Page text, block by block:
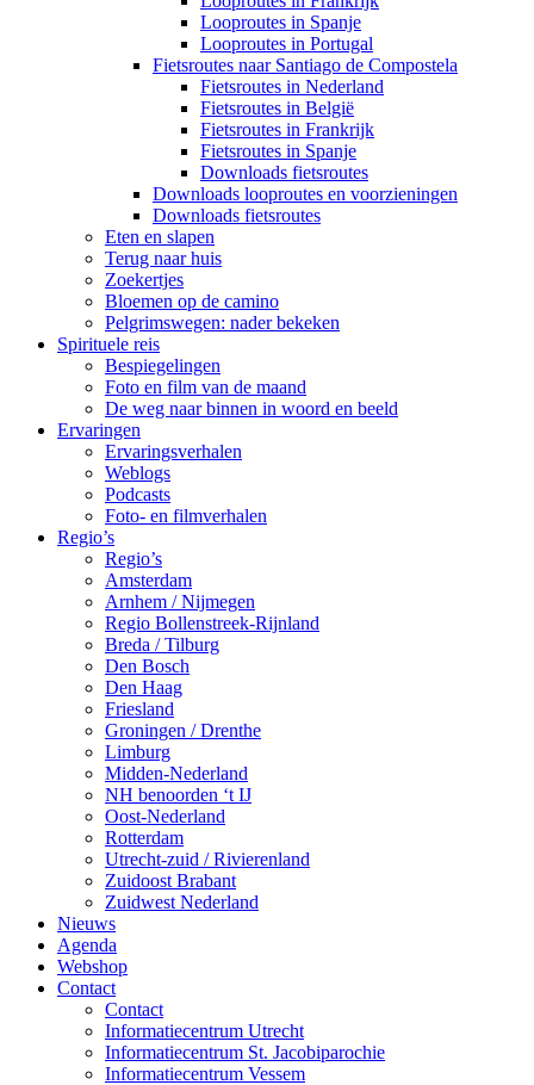
Looproutes in Spanje
Looproutes in Portugal
Fietsroutes naar Santiago de Compostela
Fietsroutes in Nederland
Fietsroutes in België
Fietsroutes in Frankrijk
Fietsroutes in Spanje
Downloads fietsroutes
Downloads looproutes en voorzieningen
Downloads fietsroutes
Eten en slapen
Terug naar huis
Zoekertjes
Bloemen op de camino
Pelgrimswegen: nader bekeken
Spirituele reis
Bespiegelingen
Foto en film van de maand
De weg naar binnen in woord en beeld
Ervaringen
Ervaringsverhalen
Weblogs
Podcasts
Foto- en filmverhalen
Regio’s
Regio’s
Amsterdam
Arnhem / Nijmegen
Regio Bollenstreek-Rijnland
Breda / Tilburg
Den Bosch
Den Haag
Friesland
Groningen / Drenthe
Limburg
Midden-Nederland
NH benoorden ‘t IJ
Oost-Nederland
Rotterdam
Utrecht-zuid / Rivierenland
Zuidoost Brabant
Zuidwest Nederland
Nieuws
Agenda
Webshop
Contact
Contact
Informatiecentrum Utrecht
Informatiecentrum St. Jacobiparochie
Informatiecentrum Vessem